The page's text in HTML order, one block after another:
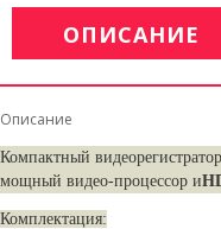
ОПИСАНИЕ
Описание
Компактный
мощный видео-процессор и
Комплектация: